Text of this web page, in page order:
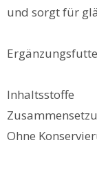
und sorgt für
Inhaltsstoffe
Ohne